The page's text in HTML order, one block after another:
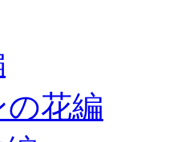
花編